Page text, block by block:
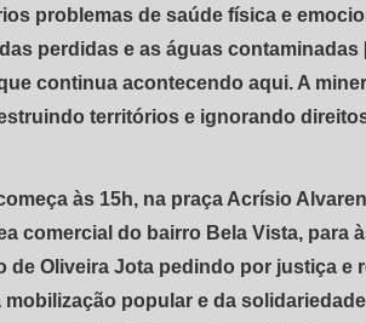
problemas de saúde física e
perdidas e as águas
continua acontecendo aqui. A
territórios e ignorando
às 15h, na praça Acrísio
comercial do bairro Bela Vista, para
de Oliveira Jota pedindo por justiça e
mobilização popular e da